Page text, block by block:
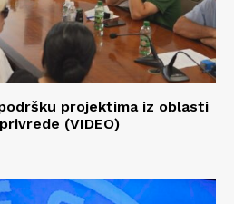
projektima iz oblasti
(VIDEO)